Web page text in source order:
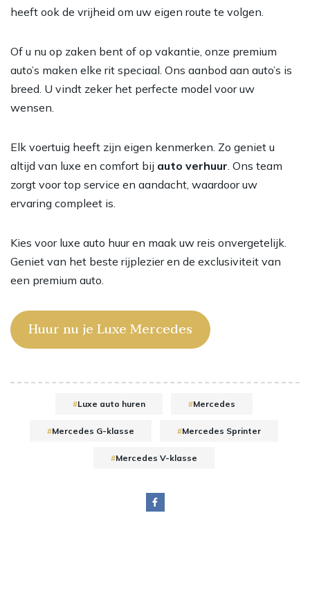
heeft ook de vrijheid om uw eigen route te volgen.
Of u nu op zaken bent of op vakantie, onze premium
auto’s maken elke rit speciaal. Ons aanbod aan auto’s is
breed. U vindt zeker het perfecte model voor uw
wensen.
Elk voertuig heeft zijn eigen kenmerken. Zo geniet u
altijd van luxe en comfort bij auto verhuur . Ons team
zorgt voor top service en aandacht, waardoor uw
ervaring compleet is.
Kies voor luxe auto huur en maak uw reis onvergetelijk.
Geniet van het beste rijplezier en de exclusiviteit van
een premium auto.
Huur nu je Luxe Mercedes
Luxe auto huren Mercedes
Mercedes G-klasse Mercedes Sprinter
Mercedes V-klasse